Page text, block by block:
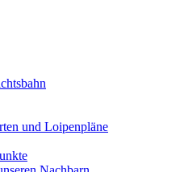
und Loipenpläne